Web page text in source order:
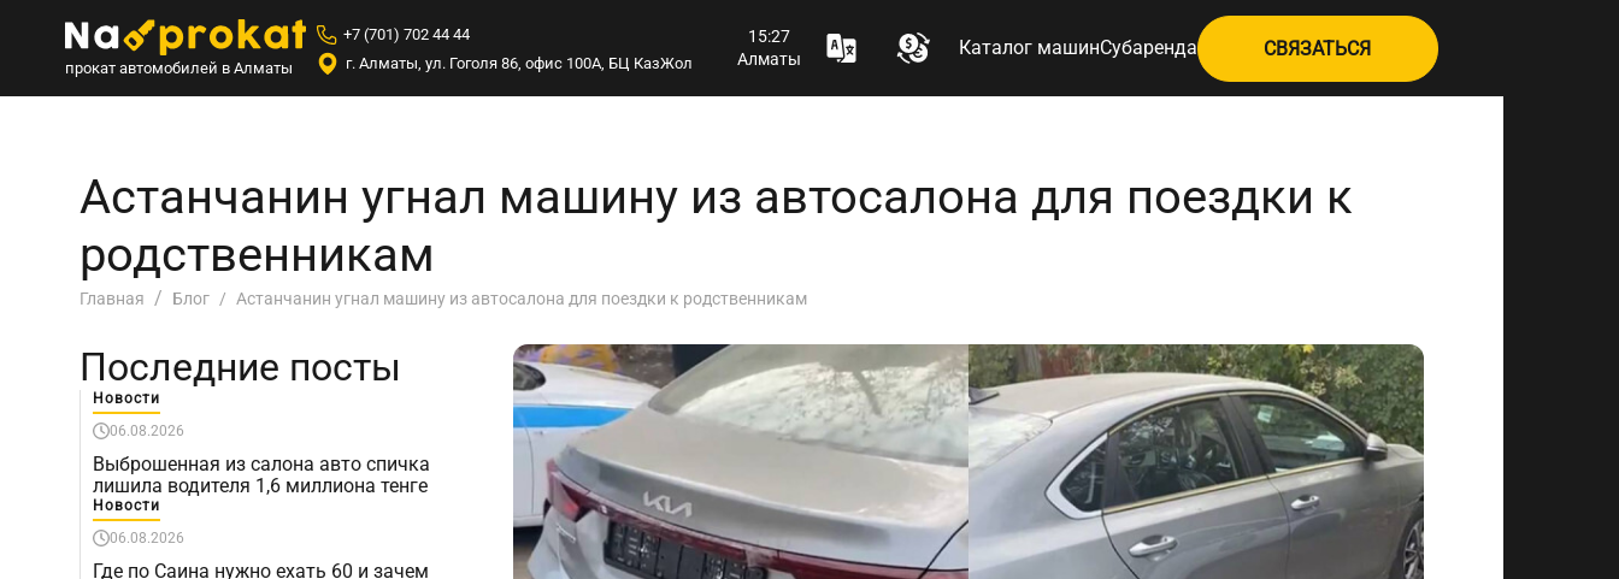
прокат автомобилей в Алматы
+7 (701) 702 44 44
г. Алматы, ул. Гоголя 86, офис 100А, БЦ КазЖол
15:27
Алматы
Каталог машинСубаренда СВЯЗАТЬСЯ
Астанчанин угнал машину из автосалона для поездки к
родственникам
Главная Блог Астанчанин угнал машину из автосалона для поездки к родственникам
Последние посты
Новости
06.08.2026
Выброшенная из салона авто спичка
лишила водителя 1,6 миллиона тенге
Новости
06.08.2026
Где по Саина нужно ехать 60 и зачем